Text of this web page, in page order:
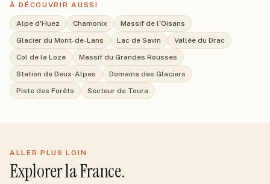
À DÉCOUVRIR AUSSI
Alpe d'Huez Chamonix
Massif de l'Oisans
Glacier du Mont-de-Lans
Lac de Savin
Vallée du Drac
Col de la Loze
Massif du Grandes Rousses
Station de Deux-Alpes
Domaine des Glaciers
Piste des Forêts
Secteur de Toura
ALLER PLUS LOIN
Explorerla France.